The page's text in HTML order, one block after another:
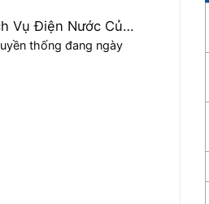
Vụ Điện Nước Của
Phá
thống đang ngày